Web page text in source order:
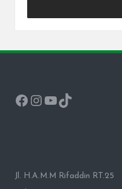
Facebook
Instagram
YouTube
TikTok
Jl. H.A.M.M Rifaddin RT.25